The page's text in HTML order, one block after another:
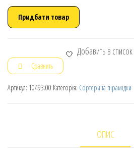
Придбати товар
Добавить в
Сравнить
Артикул: 10493.00 Категорія: Сортери та пірамідки
ОПИС